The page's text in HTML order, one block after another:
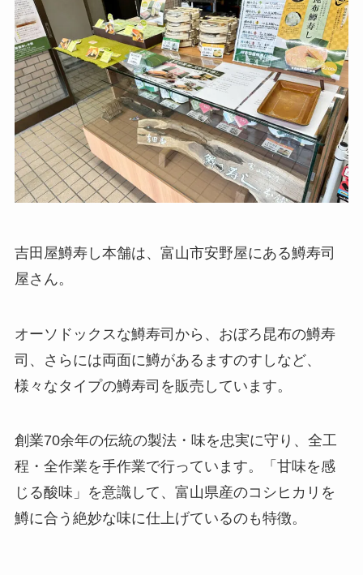
吉田屋鱒寿し本舗は、富山市安野屋にある鱒寿司
屋さん。
オーソドックスな鱒寿司から、おぼろ昆布の鱒寿
司、さらには両面に鱒があるますのすしなど、
様々なタイプの鱒寿司を販売しています。
創業70余年の伝統の製法・味を忠実に守り、全工
程・全作業を手作業で行っています。「甘味を感
じる酸味」を意識して、富山県産のコシヒカリを
鱒に合う絶妙な味に仕上げているのも特徴。